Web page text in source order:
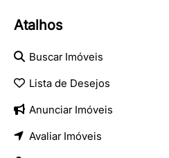
Atalhos
Buscar Imóveis
Lista de Desejos
Anunciar Imóveis
Avaliar Imóveis